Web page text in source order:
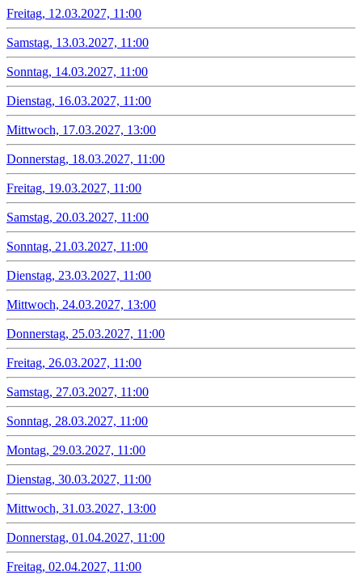
Freitag, 12.03.2027, 11:00
Samstag, 13.03.2027, 11:00
Sonntag, 14.03.2027, 11:00
Dienstag, 16.03.2027, 11:00
Mittwoch, 17.03.2027, 13:00
Donnerstag, 18.03.2027, 11:00
Freitag, 19.03.2027, 11:00
Samstag, 20.03.2027, 11:00
Sonntag, 21.03.2027, 11:00
Dienstag, 23.03.2027, 11:00
Mittwoch, 24.03.2027, 13:00
Donnerstag, 25.03.2027, 11:00
Freitag, 26.03.2027, 11:00
Samstag, 27.03.2027, 11:00
Sonntag, 28.03.2027, 11:00
Montag, 29.03.2027, 11:00
Dienstag, 30.03.2027, 11:00
Mittwoch, 31.03.2027, 13:00
Donnerstag, 01.04.2027, 11:00
Freitag, 02.04.2027, 11:00